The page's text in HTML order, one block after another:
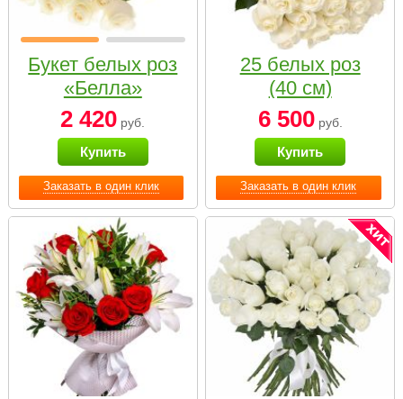
Заказать в один клик
Букет белых роз
«Белла»
2 420 руб.
Купить
Заказать в один клик
25 белых роз
(40 см)
6 500руб.
Купить